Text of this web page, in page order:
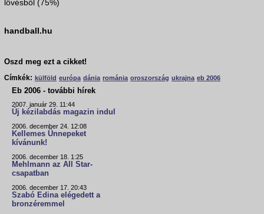
lövésből (75%)
handball.hu
Oszd meg ezt a cikket!
Címkék: külföld európa dánia románia oroszország ukrajna eb 2006
Eb 2006 - további hírek
2007. január 29. 11:44
Új kézilabdás magazin indul
2006. december 24. 12:08
Kellemes Ünnepeket
kívánunk!
2006. december 18. 1:25
Mehlmann az All Star-
csapatban
2006. december 17. 20:43
Szabó Edina elégedett a
bronzéremmel